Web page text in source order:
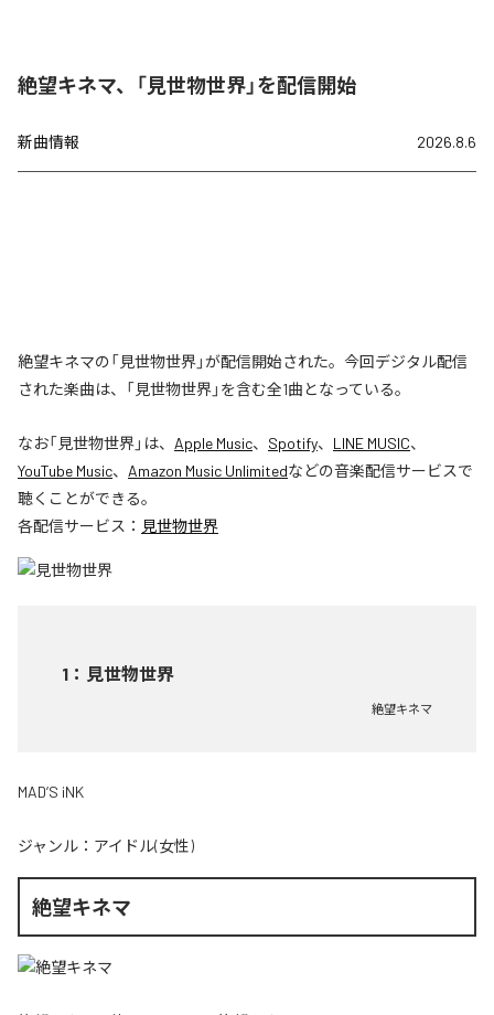
絶望キネマ、「見世物世界」を配信開始
新曲情報 2026.8.6
絶望キネマの「見世物世界」が配信開始された。今回デジタル配信
された楽曲は、「見世物世界」を含む全1曲となっている。
なお「見世物世界」は、 Apple Music、 Spotify、 LINE MUSIC、
YouTube Music、 Amazon Music Unlimitedなどの音楽配信サービスで
聴くことができる。
各配信サービス： 見世物世界
1 ： 見世物世界
絶望キネマ
MAD’S iNK
ジャンル： アイドル(女性)
絶望キネマ